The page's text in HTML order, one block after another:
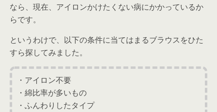
なら、現在、アイロンかけたくない病にかかっているか
らです。
というわけで、以下の条件に当てはまるブラウスをひた
すら探してみました。
・アイロン不要
・綿比率が多いもの
・ふんわりしたタイプ